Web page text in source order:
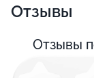
Отзывы
Отзывы